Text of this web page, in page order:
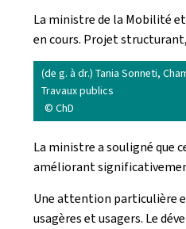
La ministre de la Mobilité
en cours. Projet
(de g. à dr.) Tania Sonneti,
Travaux publics
© ChD
La ministre a souligné que
améliorant
Une attention particulière
usagères et usagers. Le